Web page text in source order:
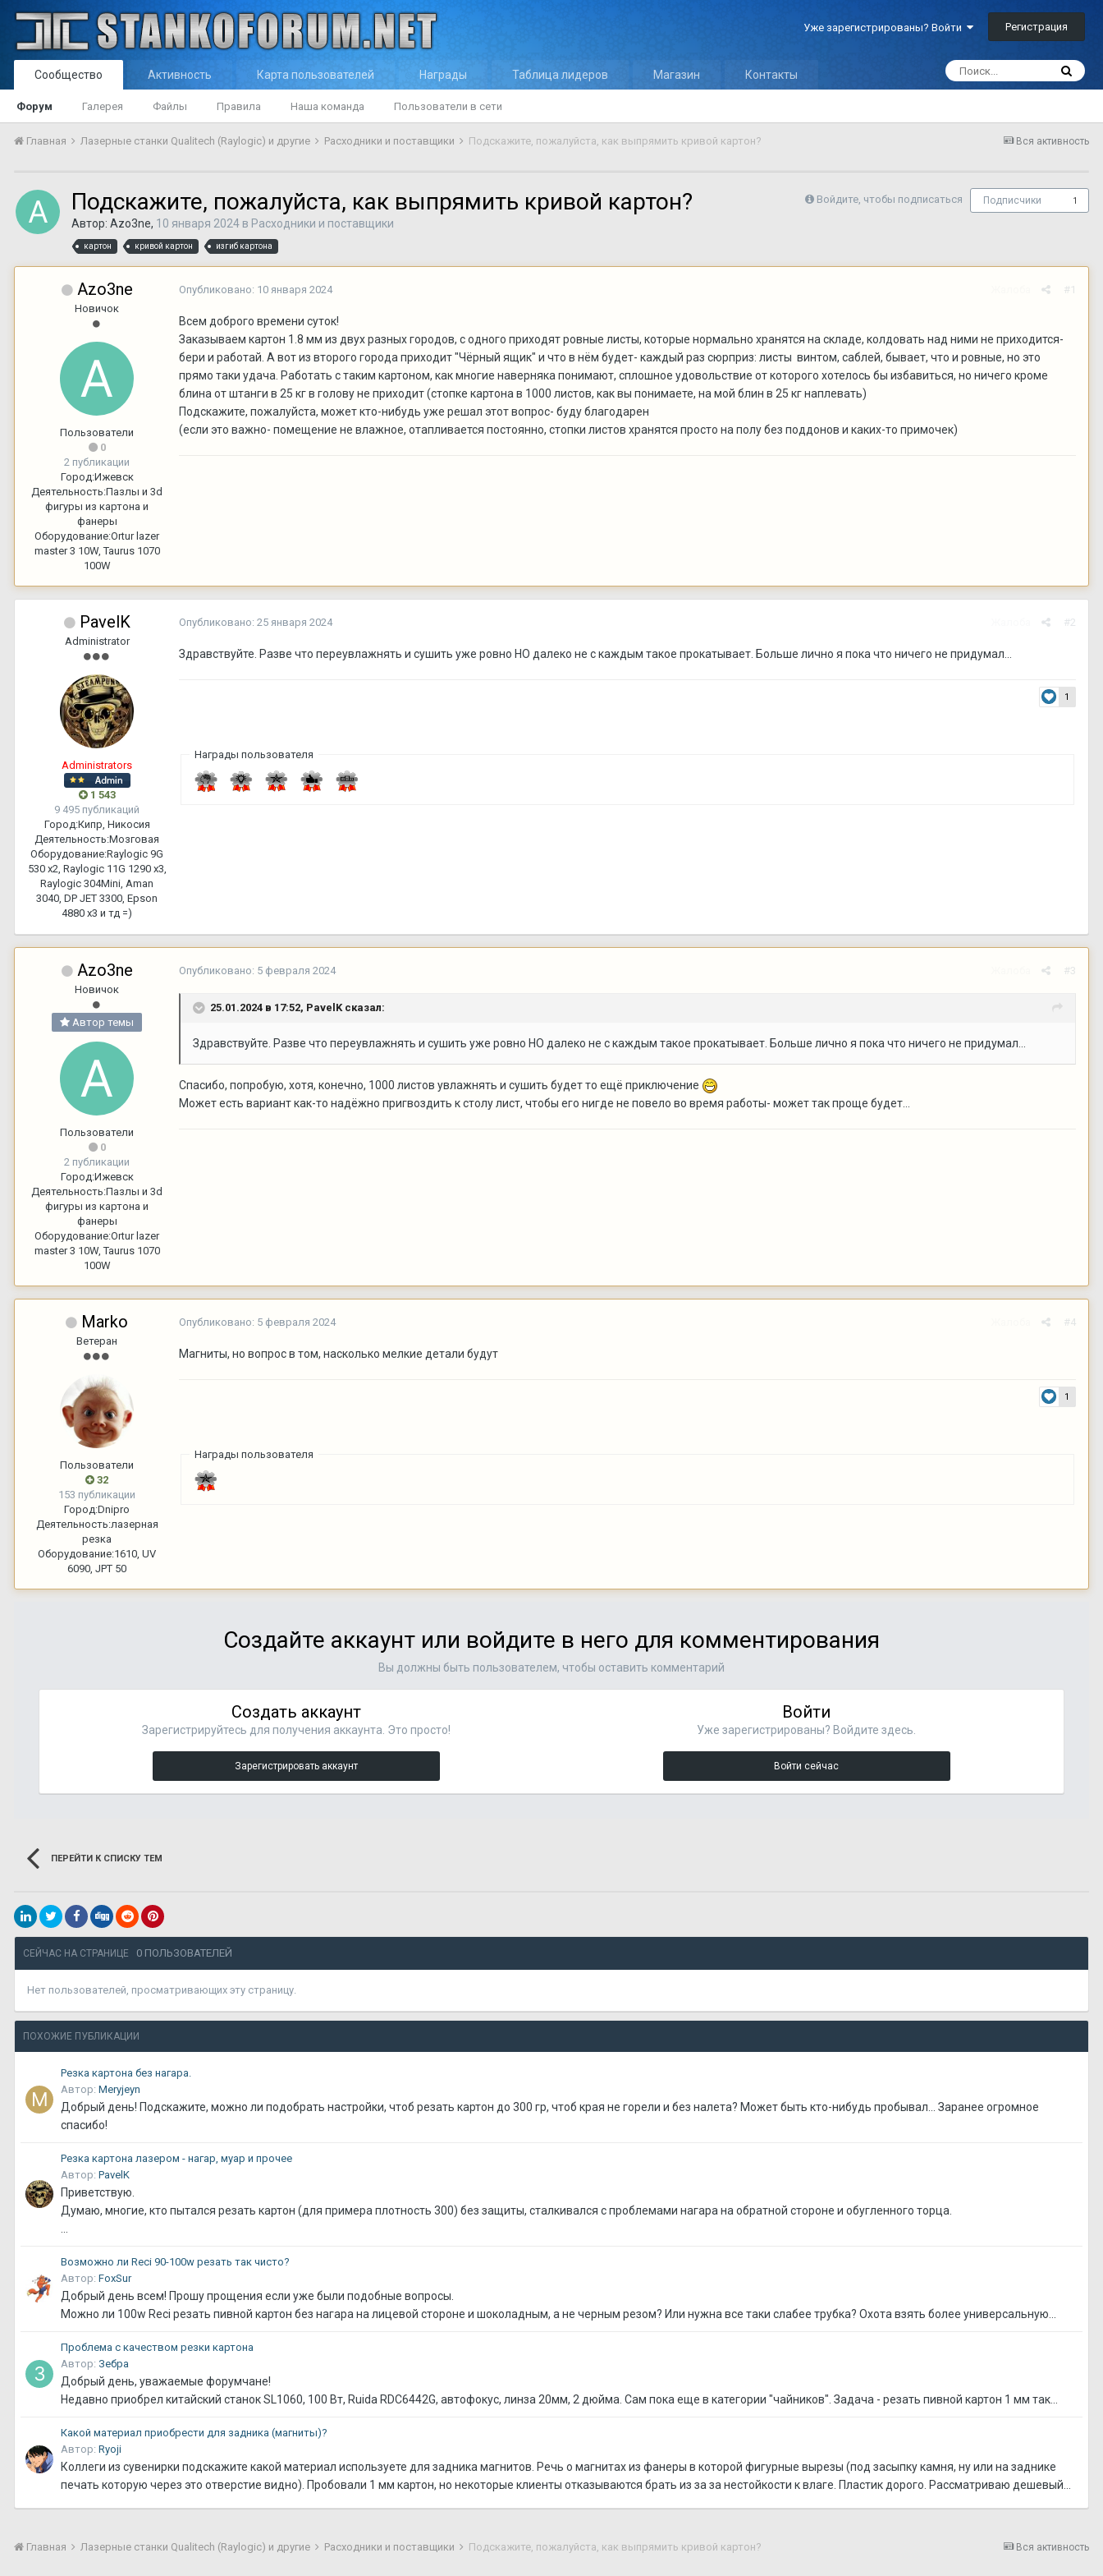
Уже зарегистрированы? Войти Регистрация
Сообщество
Форум Галерея Файлы Правила Наша команда Пользователи в сети
Активность Карта пользователей Награды Таблица лидеров Магазин Контакты
Вся активность
Главная Лазерные станки Qualitech (Raylogic) и другие Расходники и поставщики Подскажите, пожалуйста, как выпрямить кривой картон?
Войдите, чтобы подписаться Подписчики 1
Подскажите, пожалуйста, как выпрямить кривой картон?
Автор: Azo3ne, 10 января 2024 в Расходники и поставщики
картон кривой картон изгиб картона
Azo3ne
Новичок
Пользователи
0
2 публикации
Город:Ижевск
Деятельность:Пазлы и 3d
фигуры из картона и
фанеры
Оборудование:Ortur lazer
master 3 10W, Taurus 1070
100W
#1
Опубликовано: 10 января 2024
Всем доброго времени суток!
Заказываем картон 1.8 мм из двух разных городов, с одного приходят ровные листы, которые нормально хранятся на складе, колдовать над ними не приходится-
бери и работай. А вот из второго города приходит "Чёрный ящик" и что в нём будет- каждый раз сюрприз: листы винтом, саблей, бывает, что и ровные, но это
прямо таки удача. Работать с таким картоном, как многие наверняка понимают, сплошное удовольствие от которого хотелось бы избавиться, но ничего кроме
блина от штанги в 25 кг в голову не приходит (стопке картона в 1000 листов, как вы понимаете, на мой блин в 25 кг наплевать)
Подскажите, пожалуйста, может кто-нибудь уже решал этот вопрос- буду благодарен
(если это важно- помещение не влажное, отапливается постоянно, стопки листов хранятся просто на полу без поддонов и каких-то примочек)
PavelK
Administrator
Administrators
1 543
9 495 публикаций
Город:Кипр, Никосия
Деятельность:Мозговая
Оборудование:Raylogic 9G
530 х2, Raylogic 11G 1290 х3,
Raylogic 304Mini, Aman
3040, DP JET 3300, Epson
4880 x3 и тд =)
#2
Опубликовано: 25 января 2024
Здравствуйте. Разве что переувлажнять и сушить уже ровно НО далеко не с каждым такое прокатывает. Больше лично я пока что ничего не придумал...
1
Награды пользователя
Azo3ne
Новичок
Автор темы
Пользователи
0
2 публикации
Город:Ижевск
Деятельность:Пазлы и 3d
фигуры из картона и
фанеры
Оборудование:Ortur lazer
master 3 10W, Taurus 1070
100W
#3
Опубликовано: 5 февраля 2024
25.01.2024 в 17:52, PavelK сказал:
Здравствуйте. Разве что переувлажнять и сушить уже ровно НО далеко не с каждым такое прокатывает. Больше лично я пока что ничего не придумал...
Спасибо, попробую, хотя, конечно, 1000 листов увлажнять и сушить будет то ещё приключение
Может есть вариант как-то надёжно пригвоздить к столу лист, чтобы его нигде не повело во время работы- может так проще будет...
Marko
Ветеран
Пользователи
32
153 публикации
Город:Dnipro
Деятельность:лазерная
резка
Оборудование:1610, UV
6090, JPT 50
#4
Опубликовано: 5 февраля 2024
Магниты, но вопрос в том, насколько мелкие детали будут
1
Награды пользователя
Создайте аккаунт или войдите в него для комментирования
Вы должны быть пользователем, чтобы оставить комментарий
Создать аккаунт
Зарегистрируйтесь для получения аккаунта. Это просто!
Зарегистрировать аккаунт
Войти
Уже зарегистрированы? Войдите здесь.
Войти сейчас
ПЕРЕЙТИ К СПИСКУ ТЕМ
СЕЙЧАС НА СТРАНИЦЕ 0 ПОЛЬЗОВАТЕЛЕЙ
Нет пользователей, просматривающих эту страницу.
ПОХОЖИЕ ПУБЛИКАЦИИ
Резка картона без нагара.
Автор: Meryjeyn
Добрый день! Подскажите, можно ли подобрать настройки, чтоб резать картон до 300 гр, чтоб края не горели и без налета? Может быть кто-нибудь пробывал... Заранее огромное
спасибо!
Резка картона лазером - нагар, муар и прочее
Автор: PavelK
Приветствую.
Думаю, многие, кто пытался резать картон (для примера плотность 300) без защиты, сталкивался с проблемами нагара на обратной стороне и обугленного торца.
Возможно ли Reci 90-100w резать так чисто?
Автор: FoxSur
Добрый день всем! Прошу прощения если уже были подобные вопросы.
Можно ли 100w Reci резать пивной картон без нагара на лицевой стороне и шоколадным, а не черным резом? Или нужна все таки слабее трубка? Охота взять более универсальную...
Проблема с качеством резки картона
Автор: Зебра
Добрый день, уважаемые форумчане!
Недавно приобрел китайский станок SL1060, 100 Вт, Ruida RDC6442G, автофокус, линза 20мм, 2 дюйма. Сам пока еще в категории "чайников". Задача - резать пивной картон 1 мм так...
Какой материал приобрести для задника (магниты)?
Автор: Ryoji
Коллеги из сувенирки подскажите какой материал используете для задника магнитов. Речь о магнитах из фанеры в которой фигурные вырезы (под засыпку камня, ну или на заднике
печать которую через это отверстие видно). Пробовали 1 мм картон, но некоторые клиенты отказываются брать из за за нестойкости к влаге. Пластик дорого. Рассматриваю дешевый...
Вся активность
Главная Лазерные станки Qualitech (Raylogic) и другие Расходники и поставщики Подскажите, пожалуйста, как выпрямить кривой картон?